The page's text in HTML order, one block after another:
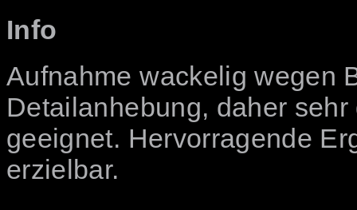
Info
Aufnahme wackelig wegen
Detailanhebung, daher
geeignet. Hervorragende
erzielbar.